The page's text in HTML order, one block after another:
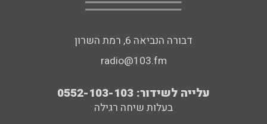
דבורה הנביאה 6, רמת השרון
radio@103.fm
עלייה לשידור: 0552-103-103
בעלות שיחה רגילה